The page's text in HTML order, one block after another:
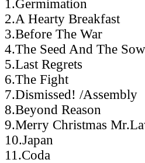
1.Germimation
2.A Hearty Breakfast
3.Before The War
4.The Seed And The
5.Last Regrets
6.The Fight
7.Dismissed! /Assembly
8.Beyond Reason
9.Merry Christmas
10.Japan
11.Coda